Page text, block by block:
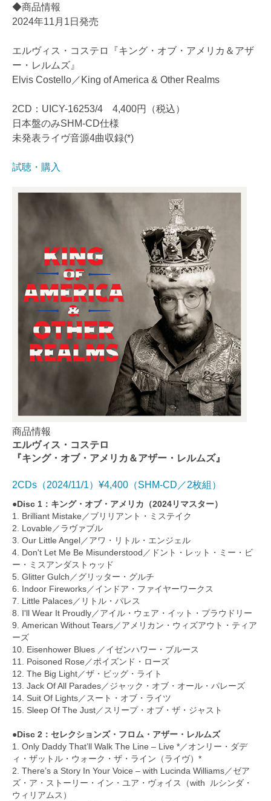
◆商品情報
2024年11月1日発売
エルヴィス・コステロ『キング・オブ・アメリカ＆アザ
ー・レルムズ』
Elvis Costello／King of America & Other Realms
2CD：UICY-16253/4 4,400円（税込）
日本盤のみSHM-CD仕様
未発表ライヴ音源4曲収録(*)
試聴・購入
商品情報
エルヴィス・コステロ
『キング・オブ・アメリカ＆アザー・レルムズ』
2CDs（2024/11/1）¥4,400（SHM-CD／2枚組）
●Disc 1：キング・オブ・アメリカ（2024リマスター）
1. Brilliant Mistake／ブリリアント・ミステイク
2. Lovable／ラヴァブル
3. Our Little Angel／アワ・リトル・エンジェル
4. Don't Let Me Be Misunderstood／ドント・レット・ミー・ビ
ー・ミスアンダストゥッド
5. Glitter Gulch／グリッター・グルチ
6. Indoor Fireworks／インドア・ファイヤーワークス
7. Little Palaces／リトル・パレス
8. I'll Wear It Proudly／アイル・ウェア・イット・プラウドリー
9. American Without Tears／アメリカン・ウィズアウト・ティア
ーズ
10. Eisenhower Blues ／イゼンハワー・ブルース
11. Poisoned Rose／ポイズンド・ローズ
12. The Big Light／ザ・ビッグ・ライト
13. Jack Of All Parades／ジャック・オブ・オール・パレーズ
14. Suit Of Lights／スート・オブ・ライツ
15. Sleep Of The Just／スリープ・オブ・ザ・ジャスト
●Disc 2：セレクションズ・フロム・アザー・レルムズ
1. Only Daddy That’ll Walk The Line – Live *／オンリー・ダデ
ィ・ザットル・ウォーク・ザ・ライン（ライヴ）*
2. There’s a Story In Your Voice – with Lucinda Williams／ゼア
ズ・ア・ストーリー・イン・ユア・ヴォイス（with ルシンダ・
ウィリアムス）